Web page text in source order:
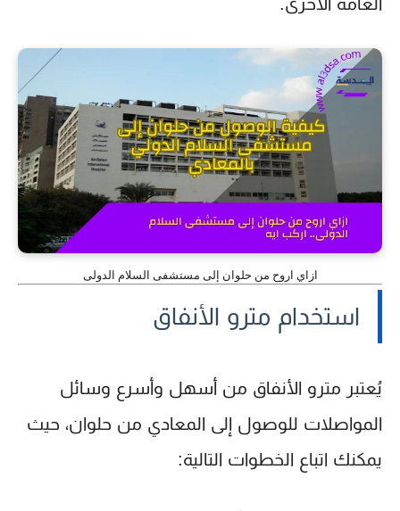
ازاي اروح من حلوان إلى مستشفى السلام الدولى
استخدام مترو الأنفاق
يُعتبر مترو الأنفاق من أسهل وأسرع وسائل
المواصلات للوصول إلى المعادي من حلوان، حيث
يمكنك اتباع الخطوات التالية: